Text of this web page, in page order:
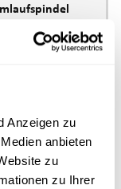
Anzeigen zu
anbieten
zu
zu Ihrer